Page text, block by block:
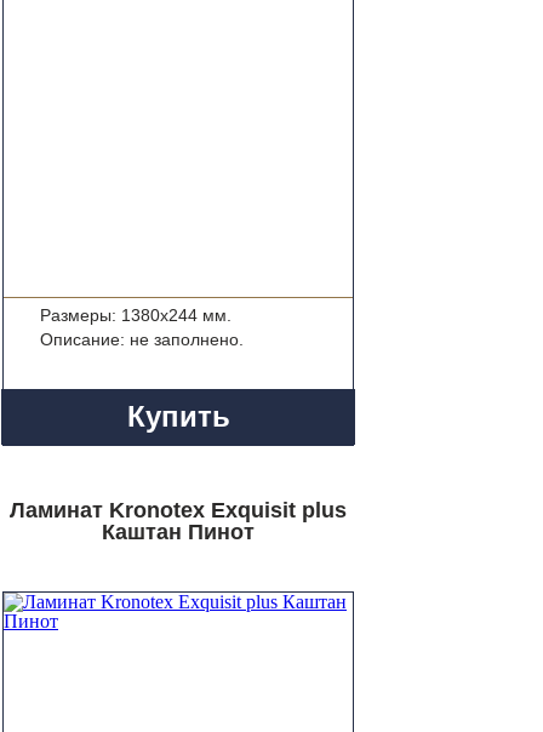
Размеры: 1380x244 мм.
Описание: не заполнено.
Купить
Ламинат Kronotex Exquisit plus
Каштан Пинот